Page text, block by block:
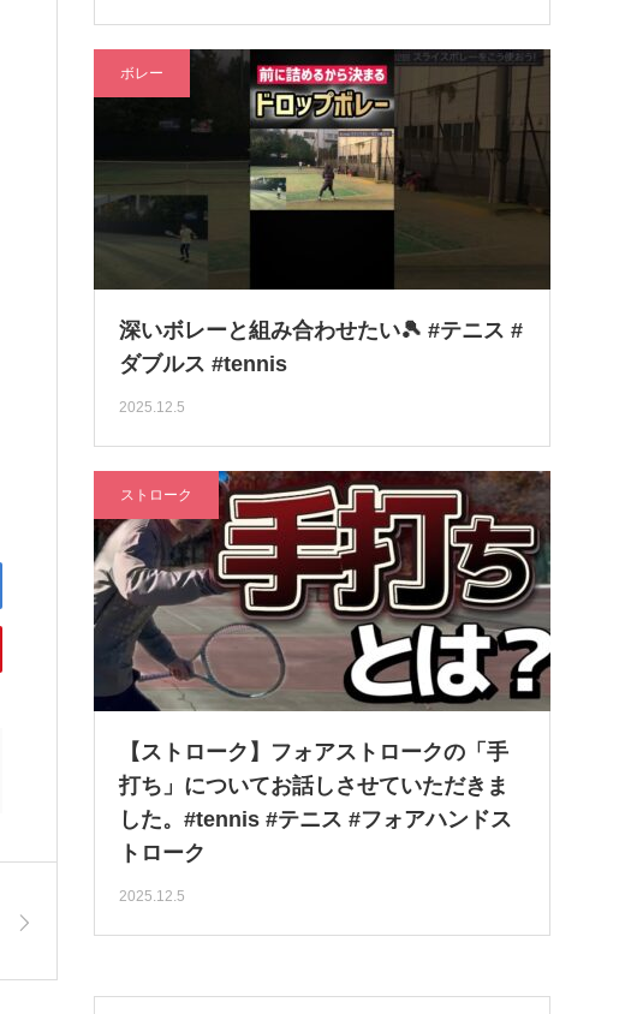
ボレー
深いボレーと組み合わせたい🎾 #テニス #
ダブルス #tennis
2025.12.5
ストローク
【ストローク】フォアストロークの「手
打ち」についてお話しさせていただきま
した。#tennis #テニス #フォアハンドス
トローク
2025.12.5